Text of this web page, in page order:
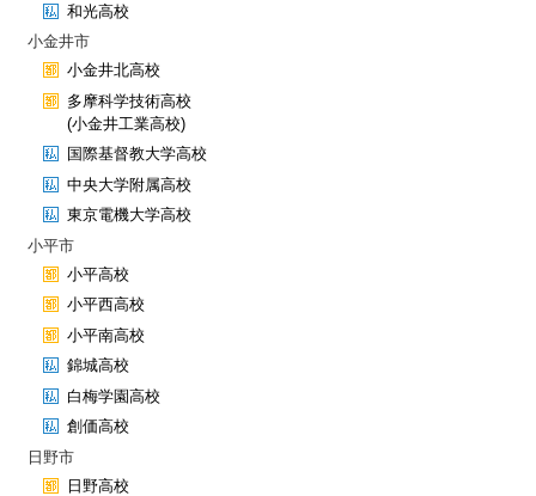
和光高校
小金井市
小金井北高校
多摩科学技術高校
(小金井工業高校)
国際基督教大学高校
中央大学附属高校
東京電機大学高校
小平市
小平高校
小平西高校
小平南高校
錦城高校
白梅学園高校
創価高校
日野市
日野高校